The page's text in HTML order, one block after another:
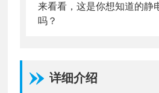
来看看，这是你想知道的静
吗？
详细介绍